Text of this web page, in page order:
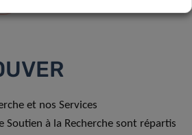
et nos Services
Soutien à la Recherche sont répartis